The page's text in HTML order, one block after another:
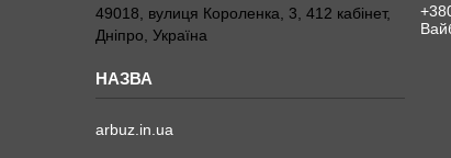
49018, вулиця Короленка, 3, 412 кабінет,
Дніпро, Україна
arbuz.in.ua